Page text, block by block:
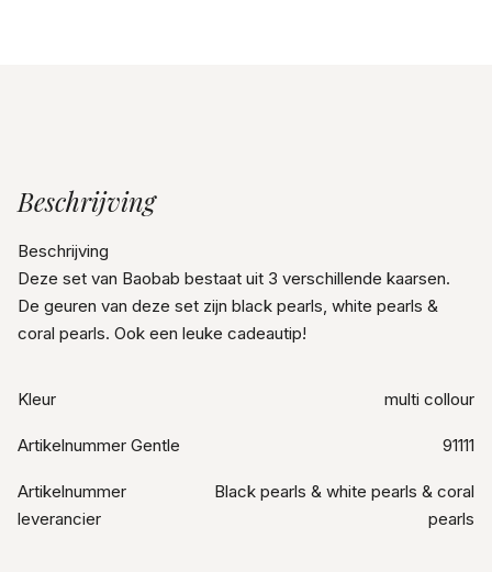
Beschrijving
Beschrijving
Deze set van Baobab bestaat uit 3 verschillende kaarsen.
De geuren van deze set zijn black pearls, white pearls &
coral pearls. Ook een leuke cadeautip!
Kleur multi collour
Artikelnummer Gentle 91111
Artikelnummer
leverancier
Black pearls & white pearls & coral
pearls